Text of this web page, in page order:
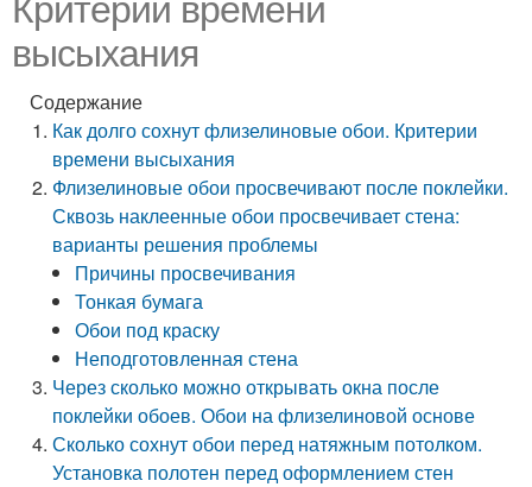
Критерии времени
высыхания
Содержание
Как долго сохнут флизелиновые обои. Критерии
времени высыхания
Флизелиновые обои просвечивают после поклейки.
Сквозь наклеенные обои просвечивает стена:
варианты решения проблемы
Причины просвечивания
Тонкая бумага
Обои под краску
Неподготовленная стена
Через сколько можно открывать окна после
поклейки обоев. Обои на флизелиновой основе
Сколько сохнут обои перед натяжным потолком.
Установка полотен перед оформлением стен